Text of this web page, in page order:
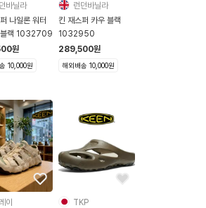
바닐라
나일론 워터
블랙 1032709
원
10,000원
런던바닐라
킨 재스퍼 카우 블랙
1032950
289,500원
해외배송 10,000원
이
TKP